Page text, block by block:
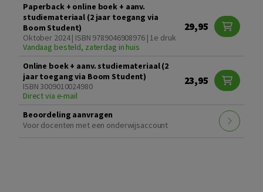
Paperback + online boek + aanv.
studiemateriaal (2 jaar toegang via
Boom Student)
Oktober 2024 | ISBN 9789046908976 | 1e druk
Vandaag besteld, zaterdag in huis
29,95
Online boek + aanv. studiemateriaal (2
jaar toegang via Boom Student)
ISBN 3009010024980
Direct via e-mail
23,95
Beoordeling aanvragen
Voor docenten met een onderwijsaccount